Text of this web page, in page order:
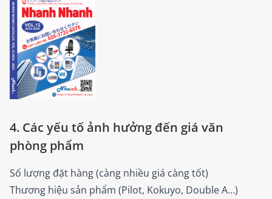
4. Các yếu tố ảnh hưởng đến giá văn
phòng phẩm
Số lượng đặt hàng (càng nhiều giá càng tốt)
Thương hiệu sản phẩm (Pilot, Kokuyo, Double A…)